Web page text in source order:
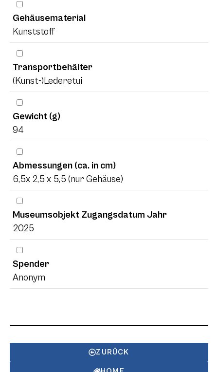
Gehäusematerial
Kunststoff
Transportbehälter
(Kunst-)Lederetui
Gewicht (g)
94
Abmessungen (ca. in cm)
6,5x 2,5 x 5,5 (nur Gehäuse)
Museumsobjekt Zugangsdatum Jahr
2025
Spender
Anonym
ZURÜCK